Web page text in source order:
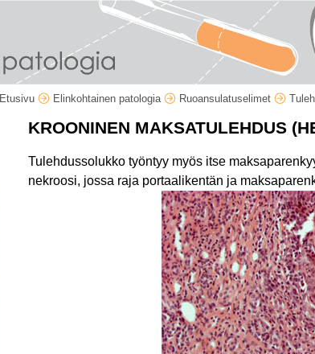
Etusivu Elinkohtainen patologia Ruoansulatuselimet
KROONINEN MAKSATULEHDUS
Tulehdussolukko työntyy myös itse
nekroosi, jossa raja portaalikentän ja